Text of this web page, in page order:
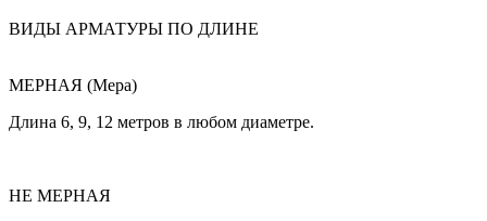
ВИДЫ АРМАТУРЫ ПО ДЛИНЕ
МЕРНАЯ (Мера)
Длина 6, 9, 12 метров в любом диаметре.
НЕ МЕРНАЯ